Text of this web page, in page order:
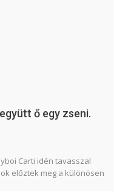
ő egy zseni.
Carti idén tavasszal
előztek meg a különösen